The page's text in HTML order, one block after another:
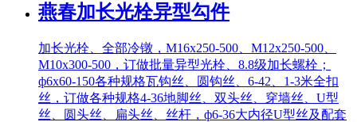
燕春加长光栓异型勾件
加长光栓、全部冷镦，M16x250-500、M12x250-500、
M10x300-500，订做批量异型光栓、8.8级加长螺栓；
ф6x60-150各种规格瓦钩丝、圆钩丝、6-42、1-3米全扣
丝，订做各种规格4-36地脚丝、双头丝、穿墙丝、U型
丝、圆头丝、扁头丝、丝杆，ф6-36大内径U型丝及配套